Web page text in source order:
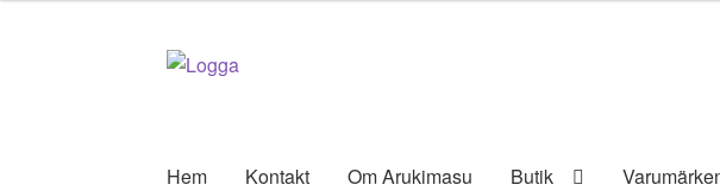
Hoppa
Hoppa
Hem Kontakt Om Arukimasu Butik